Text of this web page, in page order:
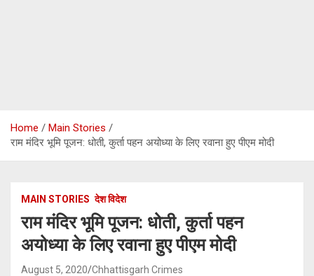
Home
Main Stories
राम मंदिर भूमि पूजन: धोती, कुर्ता पहन अयोध्या के लिए रवाना हुए पीएम मोदी
MAIN STORIES देश विदेश
राम मंदिर भूमि पूजन: धोती, कुर्ता पहन
अयोध्या के लिए रवाना हुए पीएम मोदी
August 5, 2020 Chhattisgarh Crimes